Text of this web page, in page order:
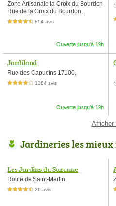
Zone Artisanale la Croix du Bourdon
Rue de la Croix du Bourdon,
4,5 étoiles sur 5 854 avis
Ouverte jusqu'à 19h
Jardiland
Rue des Capucins 17100,
4,0 étoiles sur 5 1384 avis
Ouverte jusqu'à 19h
Afficher
Jardineries les mieux
Les Jardins du Suzanne
Route de Saint-Martin,
4,5 étoiles sur 5 26 avis